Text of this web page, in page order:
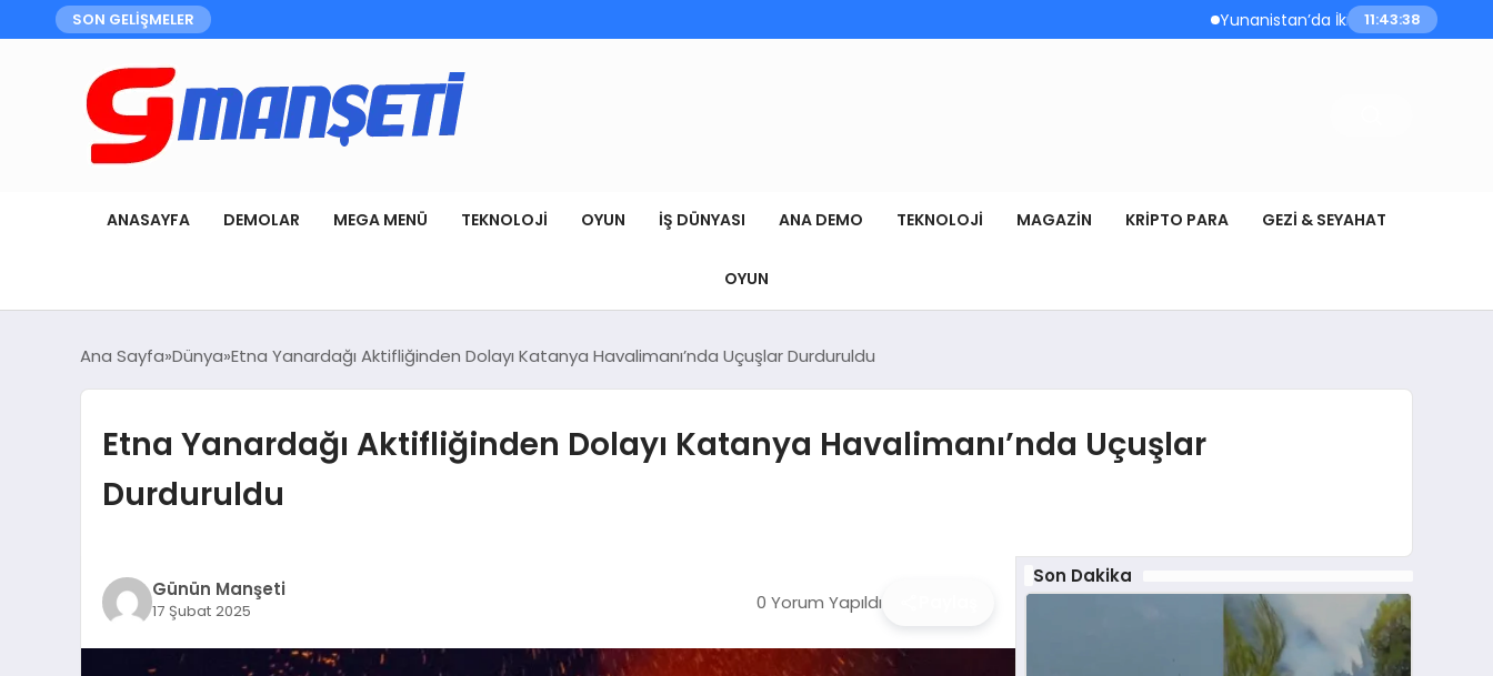
SON GELİŞMELER Yunanistan’da İki İtfaiye Helikopteri
11:43:39
ANASAYFA DEMOLAR MEGA MENÜ TEKNOLOJI OYUN İŞ DÜNYASI ANA DEMO TEKNOLOJI MAGAZIN KRIPTO PARA GEZI & SEYAHAT
OYUN
Ana Sayfa Dünya Etna Yanardağı Aktifliğinden Dolayı Katanya Havalimanı’nda Uçuşlar Durduruldu
Etna Yanardağı Aktifliğinden Dolayı Katanya Havalimanı’nda Uçuşlar
Durduruldu
Günün Manşeti
17 Şubat 2025 0 Yorum Yapıldı
Son Dakika